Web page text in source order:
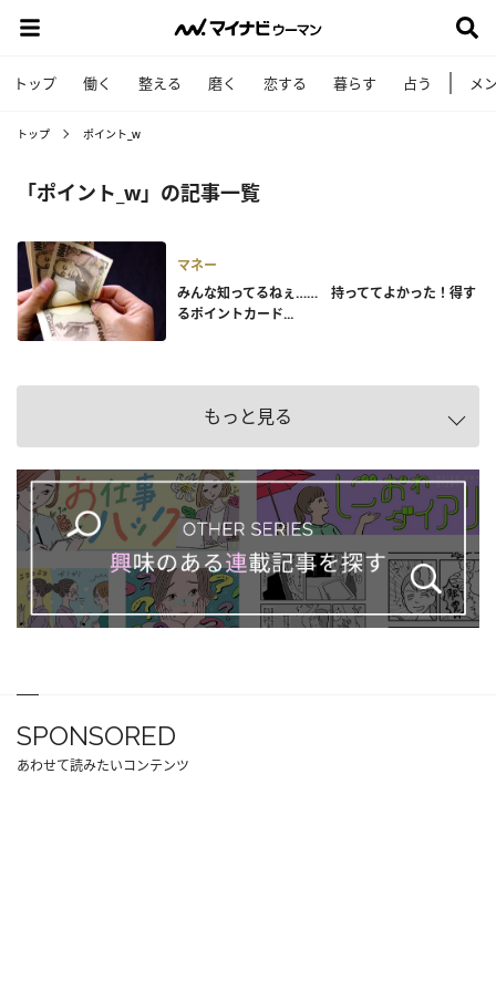
トップ 働く 整える 磨く 恋する 暮らす 占う メ
トップ ポイント_w
「ポイント_w」の記事一覧
マネー
みんな知ってるねぇ…… 持っててよかった！得す
るポイントカード...
もっと見る
SPONSORED
あわせて読みたいコンテンツ